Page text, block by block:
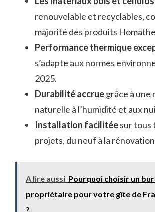
renouvelable et recyclables,
majorité des produits
Performance thermique
s’adapte aux normes
2025.
Durabilité accruegrâce à une
naturelle à l’humidité et aux
Installation facilitéesur tous
projets, du neuf à la
A lire aussi Pourquoi choisir un
propriétaire pour votre gîte de
?